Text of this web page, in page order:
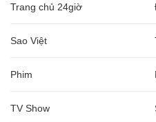
Trang chủ 24giờ
Sao Việt
Phim
TV Show